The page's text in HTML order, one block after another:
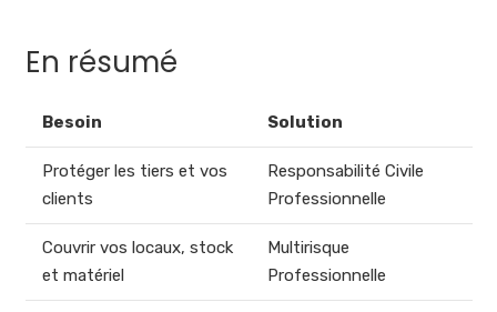
En résumé
Besoin Solution
Protéger les tiers et vos
clients
Responsabilité Civile
Professionnelle
Couvrir vos locaux, stock
et matériel
Multirisque
Professionnelle